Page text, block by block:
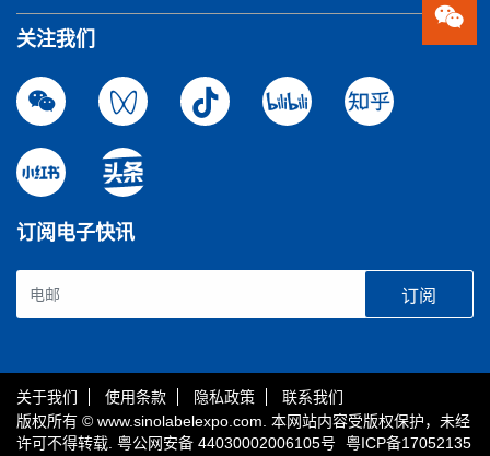
关注我们
订阅电子快讯
订阅
关于我们 使用条款 隐私政策
联系我们
版权所有 © www.sinolabelexpo.com. 本网站内容受版权保护，未经
许可不得转载. 粤公网安备 44030002006105号 粤ICP备17052135